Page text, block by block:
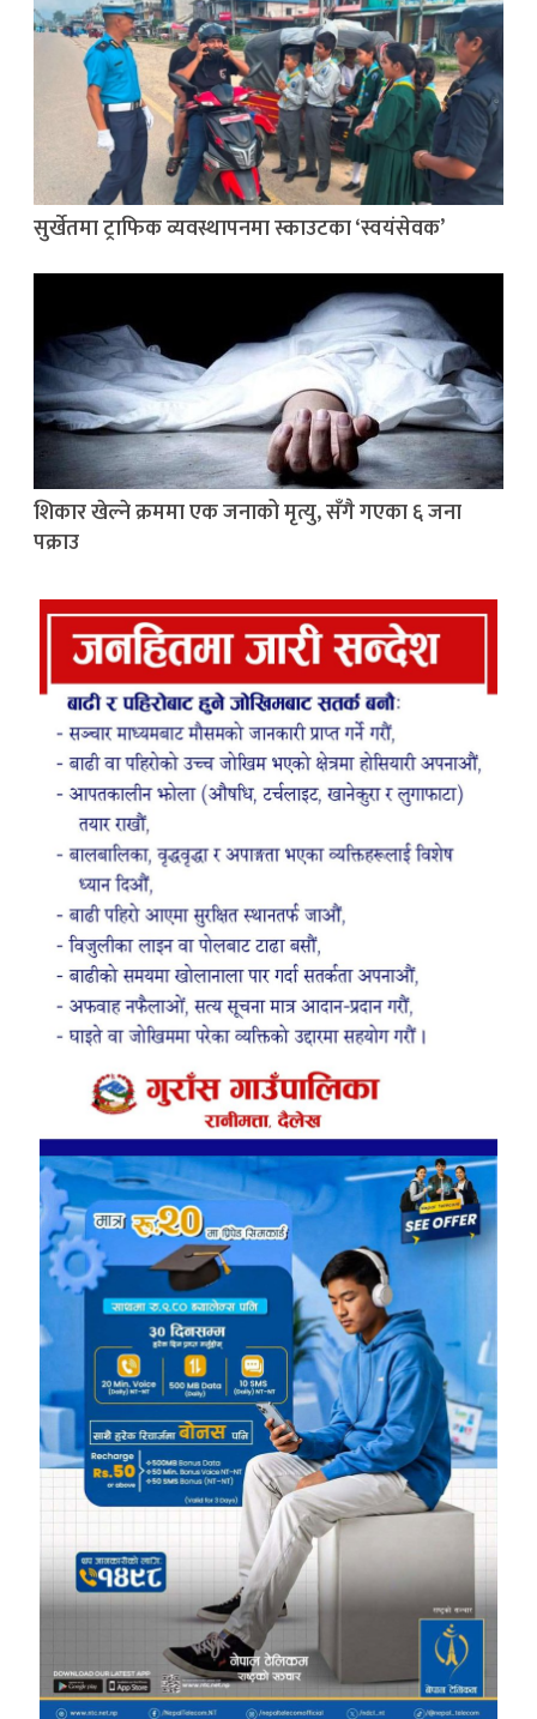
सुर्खेतमा ट्राफिक व्यवस्थापनमा स्काउटका ‘स्वयंसेवक’
शिकार खेल्ने क्रममा एक जनाको मृत्यु, सँगै गएका ६ जना
पक्राउ